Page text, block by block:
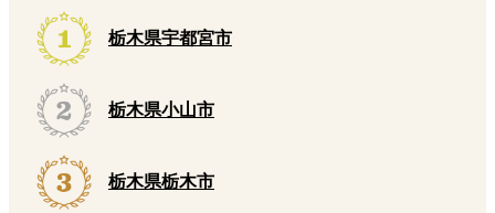
栃木県宇都宮市
栃木県小山市
栃木県栃木市